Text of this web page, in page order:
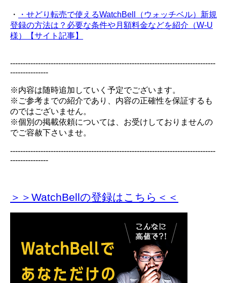
・
・せどり転売で使えるWatchBell（ウォッチベル）新規
登録の方法は？必要な条件や月額料金などを紹介（W-U
様）【サイト記事】
---------------------------------------------------------------------------------
---------------
※内容は随時追加していく予定でございます。
※ご参考までの紹介であり、内容の正確性を保証するも
のではございません。
※個別の掲載依頼については、お受けしておりませんの
でご容赦下さいませ。
---------------------------------------------------------------------------------
---------------
＞＞WatchBellの登録はこちら＜＜